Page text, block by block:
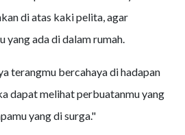
di atas kaki pelita, agar
yang ada di dalam rumah.
terangmu bercahaya di hadapan
dapat melihat perbuatanmu yang
yang di surga."